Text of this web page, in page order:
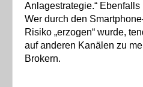
Anlagestrategie.“
Wer durch den
Risiko „erzogen“ wurde,
auf anderen Kanälen zu
Brokern.